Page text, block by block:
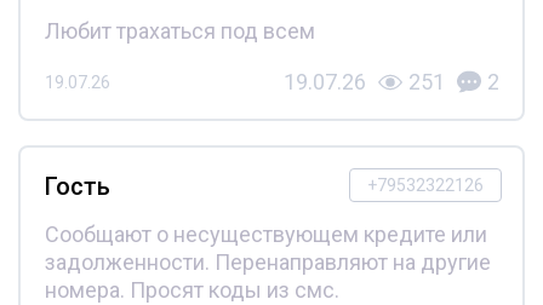
Любит трахаться под всем
19.07.26 19.07.26 251 2
+79532322126
Гость
Сообщают о несуществующем кредите или
задолженности. Перенаправляют на другие
номера. Просят коды из смс.